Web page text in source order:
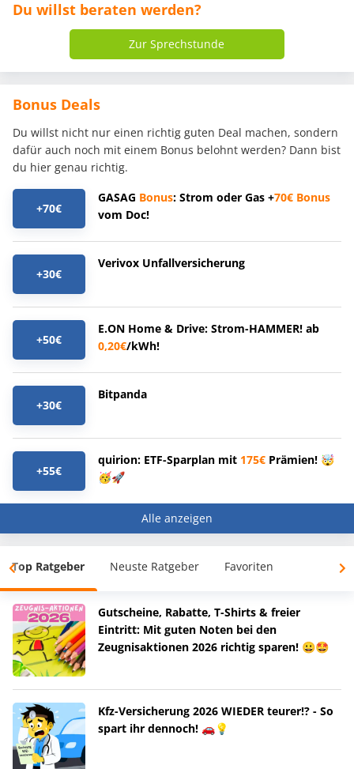
Du willst beraten werden?
Zur Sprechstunde
Bonus Deals
Du willst nicht nur einen richtig guten Deal machen, sondern
dafür auch noch mit einem Bonus belohnt werden? Dann bist
du hier genau richtig.
+70€
GASAG Bonus: Strom oder Gas +70€ Bonus
vom Doc!
+30€
Verivox Unfallversicherung
+50€
E.ON Home & Drive: Strom-HAMMER! ab
0,20€/kWh!
+30€
Bitpanda
+55€
quirion: ETF-Sparplan mit 175€ Prämien! 🤯
🥳🚀
Alle anzeigen
Top Ratgeber Neuste Ratgeber Favoriten
Gutscheine, Rabatte, T-Shirts & freier
Eintritt: Mit guten Noten bei den
Zeugnisaktionen 2026 richtig sparen! 😀🤩
Kfz-Versicherung 2026 WIEDER teurer!? - So
spart ihr dennoch! 🚗💡